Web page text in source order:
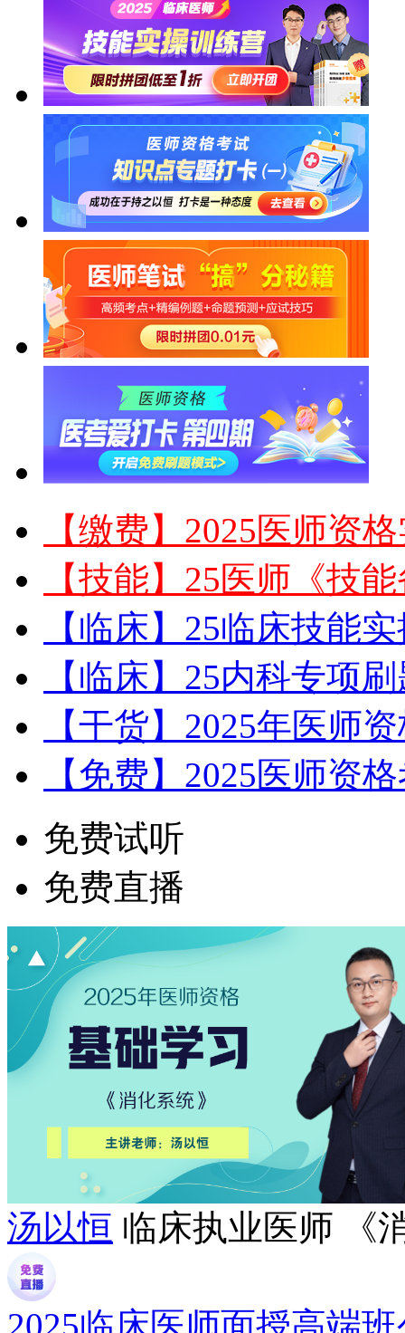
【缴费】2025医师资
【技能】25医师《技
【临床】25临床技能
【临床】25内科专项
【干货】2025年医师
【免费】2025医师资
免费试听
免费直播
汤以恒 临床执业医师 《
2025临床医师面授高端